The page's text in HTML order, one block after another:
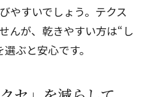
やすいでしょう。テクス
んが、乾きやすい方は“し
ぶと安心です。